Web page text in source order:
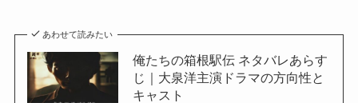
あわせて読みたい
俺たちの箱根駅伝 ネタバレあらす
じ｜大泉洋主演ドラマの方向性と
キャスト